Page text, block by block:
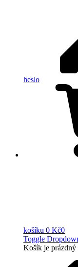
heslo
košíku 0 Kč0
Toggle
Košík je prázdný